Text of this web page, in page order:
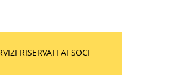
SOSTENIBILITÀ NEL
PRATESE
RISERVATI AI SOCI